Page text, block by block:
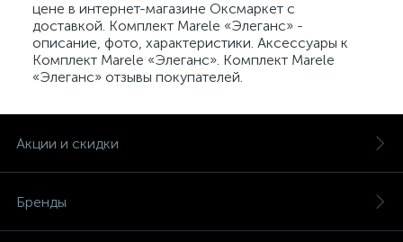
цене в интернет-магазине Оксмаркет с
доставкой. Комплект Marele «Элеганс» -
описание, фото, характеристики. Аксессуары к
Комплект Marele «Элеганс». Комплект Marele
«Элеганс» отзывы покупателей.
Акции и скидки
Бренды